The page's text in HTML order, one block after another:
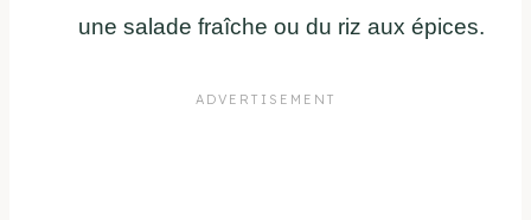
une salade fraîche ou du riz aux épices.